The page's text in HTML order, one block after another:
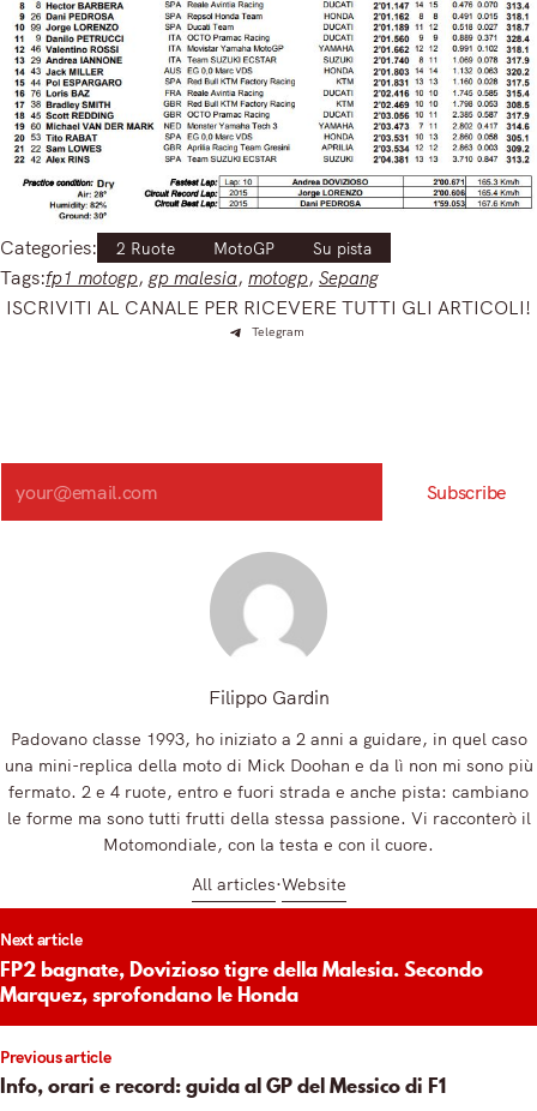
Categories: 2 Ruote MotoGP Su pista
Tags:fp1 motogp, gp malesia, motogp, Sepang
ISCRIVITI AL CANALE PER RICEVERE TUTTI GLI ARTICOLI!
Telegram
Search
Subscribe
Filippo Gardin
Padovano classe 1993, ho iniziato a 2 anni a guidare, in quel caso
una mini-replica della moto di Mick Doohan e da lì non mi sono più
fermato. 2 e 4 ruote, entro e fuori strada e anche pista: cambiano
le forme ma sono tutti frutti della stessa passione. Vi racconterò il
Motomondiale, con la testa e con il cuore.
All articles Website
Previous article
Info, orari e record: guida al GP del Messico di F1
Next article
FP2 bagnate, Dovizioso tigre della Malesia. Secondo
Marquez, sprofondano le Honda